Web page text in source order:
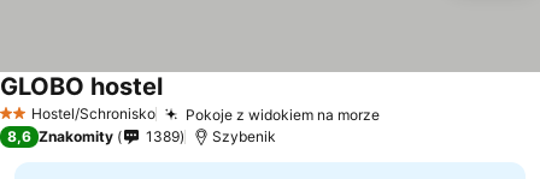
2 Kategoria
Hostel/Schronisko Pokoje z widokiem na morze
GLOBO hostel
8,6 Znakomity 1389 Szybenik